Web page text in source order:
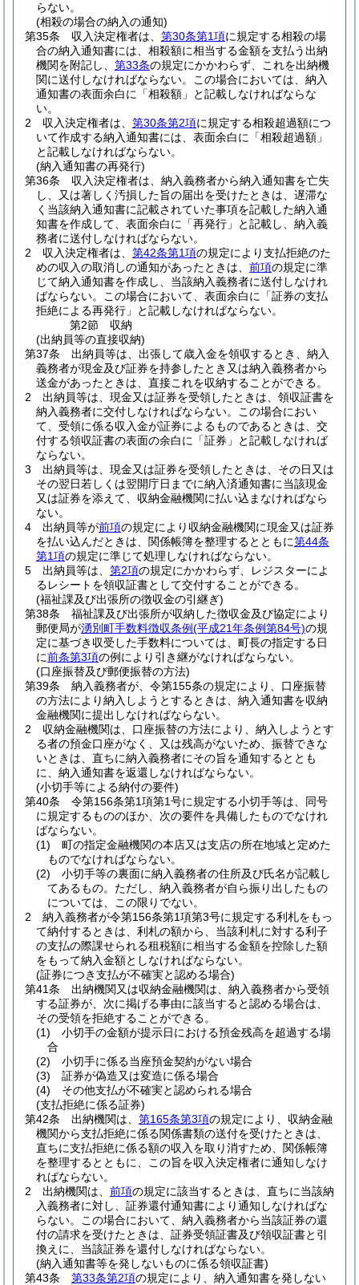
らない。
(相殺の場合の納入の通知)
第35条
収入決定権者は、 第30条第1項に規定する相殺の場
合の納入通知書には、相殺額に相当する金額を支払う出納
機関を附記し、 第33条の規定にかかわらず、これを出納機
関に送付しなければならない。
この場合においては、納入
通知書の表面余白に「相殺額」と記載しなければならな
い。
2
収入決定権者は、 第30条第2項に規定する相殺超過額につ
いて作成する納入通知書には、表面余白に「相殺超過額」
と記載しなければならない。
(納入通知書の再発行)
第36条
収入決定権者は、納入義務者から納入通知書を亡失
し、又は著しく汚損した旨の届出を受けたときは、遅滞な
く当該納入通知書に記載されていた事項を記載した納入通
知書を作成して、表面余白に「再発行」と記載し、納入義
務者に送付しなければならない。
2
収入決定権者は、 第42条第1項の規定により支払拒絶のた
めの収入の取消しの通知があったときは、 前項の規定に準
じて納入通知書を作成し、当該納入義務者に送付しなけれ
ばならない。
この場合において、表面余白に「証券の支払
拒絶による再発行」と記載しなければならない。
第2節
収納
(出納員等の直接収納)
第37条
出納員等は、出張して歳入金を領収するとき、納入
義務者が現金及び証券を持参したとき又は納入義務者から
送金があったときは、直接これを収納することができる。
2
出納員等は、現金又は証券を受領したときは、領収証書を
納入義務者に交付しなければならない。
この場合におい
て、受領に係る収入金が証券によるものであるときは、交
付する領収証書の表面の余白に「証券」と記載しなければ
ならない。
3
出納員等は、現金又は証券を受領したときは、その日又は
その翌日若しくは翌開庁日までに納入済通知書に当該現金
又は証券を添えて、収納金融機関に払い込まなければなら
ない。
4
出納員等が前項の規定により収納金融機関に現金又は証券
を払い込んだときは、関係帳簿を整理するとともに第44条
第1項の規定に準じて処理しなければならない。
5
出納員等は、 第2項の規定にかかわらず、レジスターによ
るレシートを領収証書として交付することができる。
(福祉課及び出張所の徴収金の引継ぎ)
第38条
福祉課及び出張所が収納した徴収金及び協定により
郵便局が湧別町手数料徴収条例(平成21年条例第84号)の規
定に基づき収受した手数料については、町長の指定する日
に前条第3項の例により引き継がなければならない。
(口座振替及び郵便振替の方法)
第39条
納入義務者が、令第155条の規定により、口座振替
の方法により納入しようとするときは、納入通知書を収納
金融機関に提出しなければならない。
2
収納金融機関は、口座振替の方法により、納入しようとす
る者の預金口座がなく、又は残高がないため、振替できな
いときは、直ちに納入義務者にその旨を通知するととも
に、納入通知書を返還しなければならない。
(小切手等による納付の要件)
第40条
令第156条第1項第1号に規定する小切手等は、同号
に規定するもののほか、次の要件を具備したものでなけれ
ばならない。
(1)
町の指定金融機関の本店又は支店の所在地域と定めた
ものでなければならない。
(2)
小切手等の裏面に納入義務者の住所及び氏名が記載し
てあるもの。 ただし、納入義務者が自ら振り出したもの
については、この限りでない。
2
納入義務者が令第156条第1項第3号に規定する利札をもっ
て納付するときは、利札の額から、当該利札に対する利子
の支払の際課せられる租税額に相当する金額を控除した額
をもって納入金額としなければならない。
(証券につき支払が不確実と認める場合)
第41条
出納機関又は収納金融機関は、納入義務者から受領
する証券が、次に掲げる事由に該当すると認める場合は、
その受領を拒絶することができる。
(1)
小切手の金額が提示日における預金残高を超過する場
合
(2)
小切手に係る当座預金契約がない場合
(3)
証券が偽造又は変造に係る場合
(4)
その他支払が不確実と認められる場合
(支払拒絶に係る証券)
第42条
出納機関は、 第165条第3項の規定により、収納金融
機関から支払拒絶に係る関係書類の送付を受けたときは、
直ちに支払拒絶に係る額の収入を取り消すため、関係帳簿
を整理するとともに、この旨を収入決定権者に通知しなけ
ればならない。
2
出納機関は、 前項の規定に該当するときは、直ちに当該納
入義務者に対し、証券還付通知書により通知しなければな
らない。
この場合において、納入義務者から当該証券の還
付の請求を受けたときは、証券受領証書及び領収証書と引
換えに、当該証券を還付しなければならない。
(納入通知書等を発しないものに係る領収証書)
第43条
第33条第2項の規定により、納入通知書を発しない